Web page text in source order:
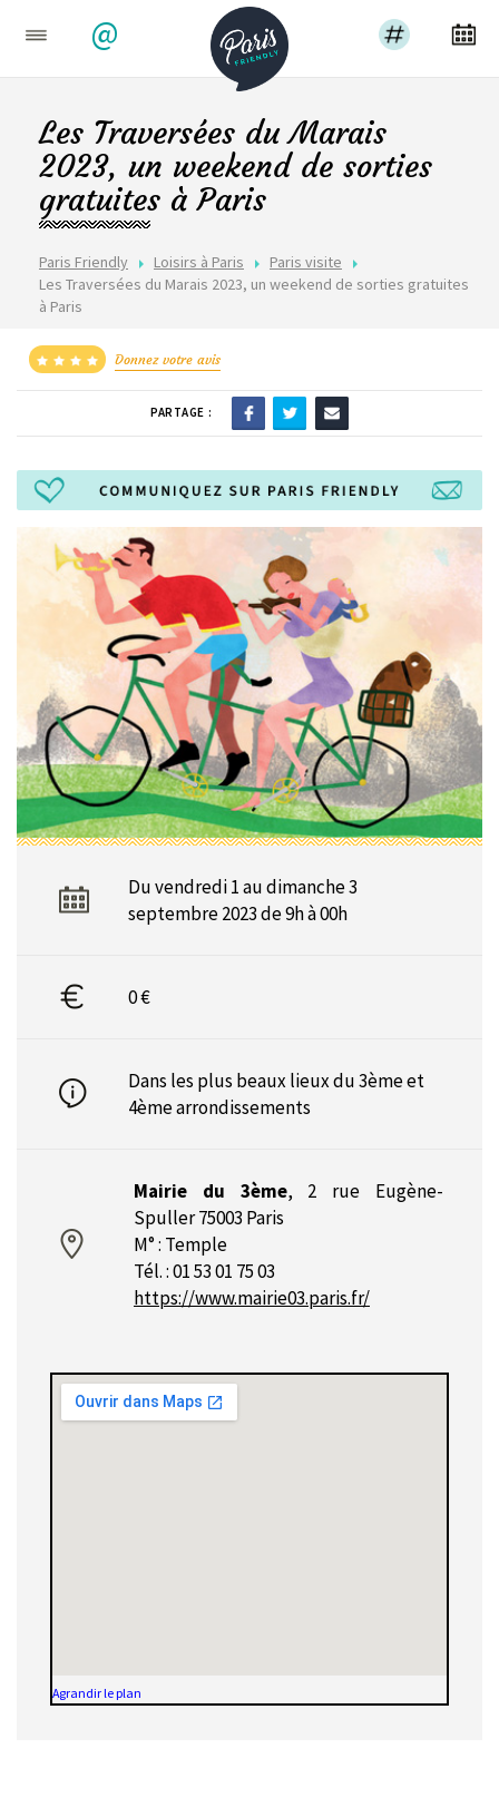
@
Paris Friendly Loisirs à Paris
Paris visite
Les Traversées du Marais 2023, un weekend de sorties gratuites
à Paris
Les Traversées du Marais
2023, un weekend de sorties
gratuites à Paris
Donnez votre avis
PARTAGE :
Du vendredi 1 au dimanche 3
septembre 2023 de 9h à 00h
0 €
Dans les plus beaux lieux du 3ème et
4ème arrondissements
Mairie du 3ème, 2 rue Eugène-
Spuller 75003 Paris
M° : Temple
Tél. : 01 53 01 75 03
https://www.mairie03.paris.fr/
Agrandir le plan